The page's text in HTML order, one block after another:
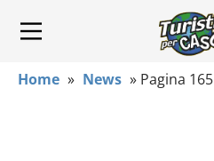
Home » News » Pagina 165